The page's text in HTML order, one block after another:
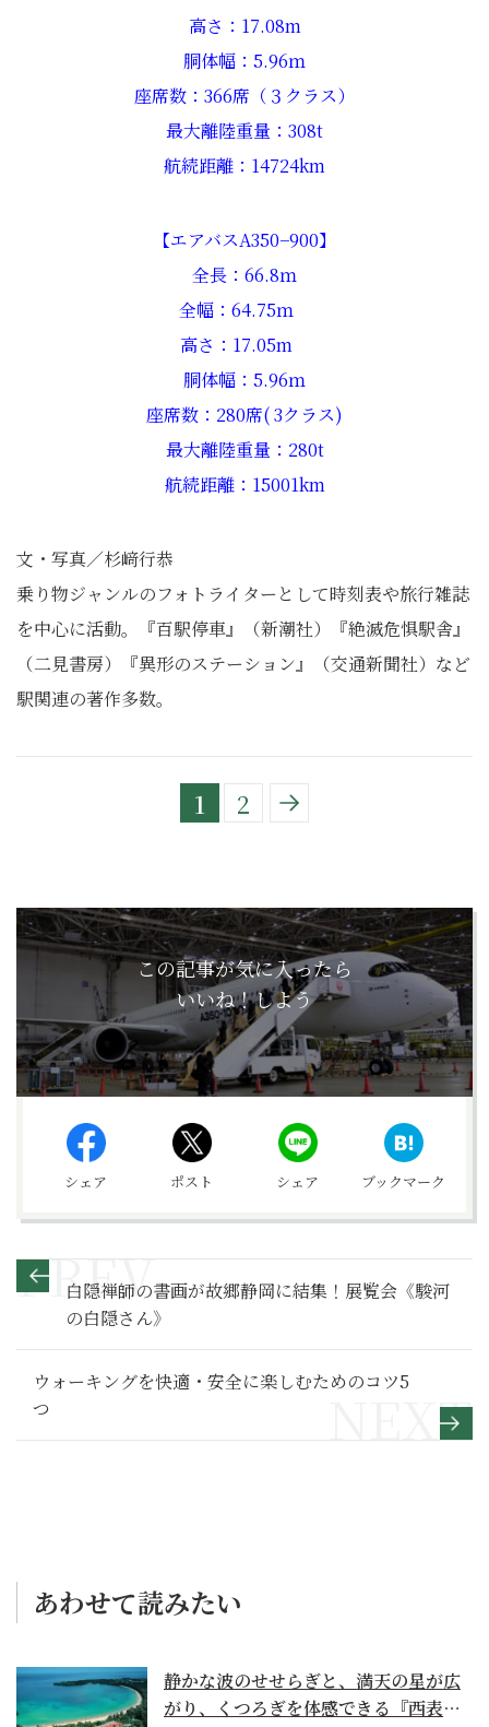
高さ：17.08m
胴体幅：5.96ｍ
座席数：366席（３クラス）
最大離陸重量：308t
航続距離：14724km
【エアバスA350−900】
全長：66.8ｍ
全幅：64.75ｍ
高さ：17.05m
胴体幅：5.96ｍ
座席数：280席( 3クラス)
最大離陸重量：280t
航続距離：15001km
文・写真／杉﨑行恭
乗り物ジャンルのフォトライターとして時刻表や旅行雑誌
を中心に活動。『百駅停車』（新潮社）『絶滅危惧駅舎』
（二見書房）『異形のステーション』（交通新聞社）など
駅関連の著作多数。
1 2
この記事が気に入ったら
いいね！しよう
シェア ポスト シェア ブックマーク
白隠禅師の書画が故郷静岡に結集！展覧会《駿河
の白隠さん》
ウォーキングを快適・安全に楽しむためのコツ5
つ
あわせて読みたい
静かな波のせせらぎと、満天の星が広
がり、くつろぎを体感できる『西表島